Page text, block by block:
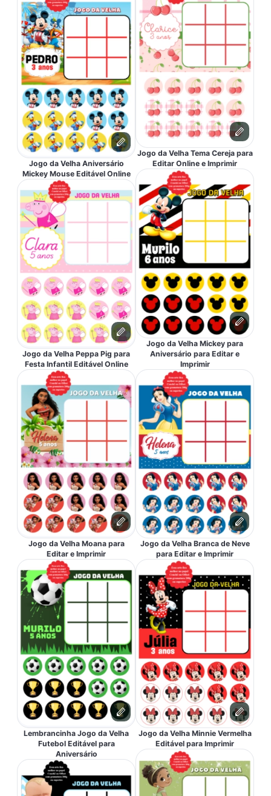
Jogo da Velha Aniversário
Mickey Mouse Editável Online
Jogo da Velha Peppa Pig para
Festa Infantil Editável Online
Jogo da Velha Moana para
Editar e Imprimir
Lembrancinha Jogo da Velha
Futebol Editável para
Aniversário
Jogo da Velha Tema Cereja para
Editar Online e Imprimir
Jogo da Velha Mickey para
Aniversário para Editar e
Imprimir
Jogo da Velha Branca de Neve
para Editar e Imprimir
Jogo da Velha Minnie Vermelha
Editável para Imprimir